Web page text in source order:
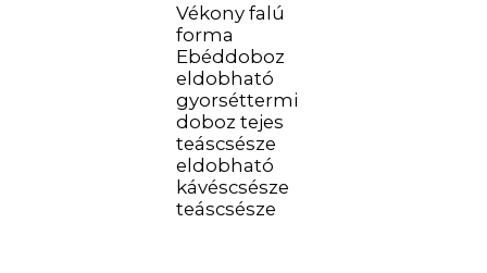
Vékony falú
forma
Ebéddoboz
eldobható
gyorséttermi
doboz tejes
teáscsésze
eldobható
kávéscsésze
teáscsésze